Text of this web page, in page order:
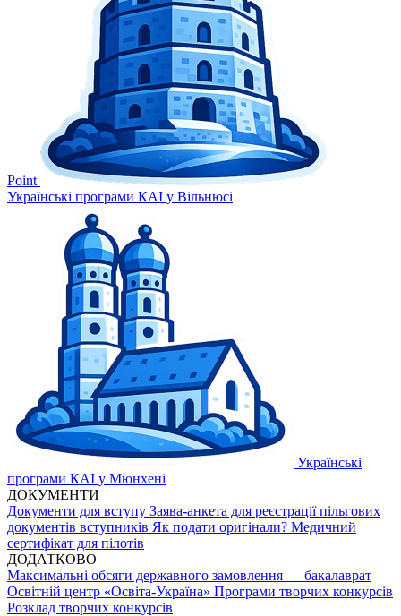
Point
Українські програми КАІ у Вільнюсі
Українські
програми КАІ у Мюнхені
ДОКУМЕНТИ
Документи для вступу Заява-анкета для реєстрації пільгових
документів вступників Як подати оригінали? Медичний
сертифікат для пілотів
ДОДАТКОВО
Максимальні обсяги державного замовлення — бакалаврат
Освітній центр «Освіта-Україна» Програми творчих конкурсів
Розклад творчих конкурсів